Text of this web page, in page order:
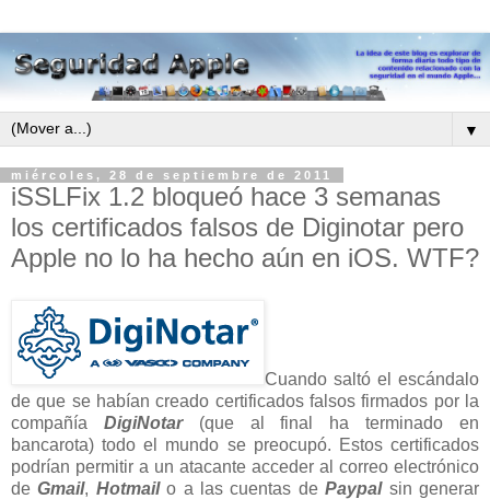
▼
miércoles, 28 de septiembre de 2011
iSSLFix 1.2 bloqueó hace 3 semanas
los certificados falsos de Diginotar pero
Apple no lo ha hecho aún en iOS. WTF?
Cuando saltó el escándalo
de que se habían creado certificados falsos firmados por la
compañía DigiNotar(que al final ha terminado en
bancarota) todo el mundo se preocupó. Estos certificados
podrían permitir a un atacante acceder al correo electrónico
deGmail, Hotmailo a las cuentas dePaypalsin generar